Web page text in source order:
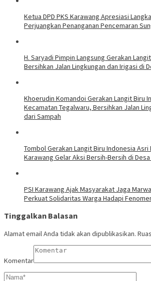
Ketua DPD PKS Karawang Apresiasi
Perjuangkan Penanganan Pencemaran
H. Saryadi Pimpin Langsung Gerakan
Bersihkan Jalan Lingkungan dan Irigasi di
Khoerudin Komandoi Gerakan Langit Biru
Kecamatan Tegalwaru, Bersihkan Jalan
dari Sampah
Tombol Gerakan Langit Biru Indonesia
Karawang Gelar Aksi Bersih-Bersih di
PSI Karawang Ajak Masyarakat Jaga
Perkuat Solidaritas Warga Hadapi
Tinggalkan Balasan
Alamat email Anda tidak akan dipublikasikan.
Komentar